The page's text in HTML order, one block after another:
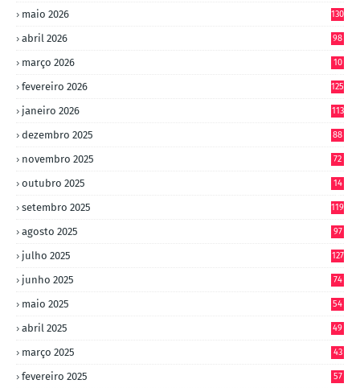
maio 2026 130
abril 2026 98
março 2026
10
fevereiro 2026 125
janeiro 2026 113
dezembro 2025 88
novembro 2025 72
outubro 2025
14
setembro 2025 119
agosto 2025 97
julho 2025 127
junho 2025 74
maio 2025 54
abril 2025 49
março 2025 43
fevereiro 2025 57